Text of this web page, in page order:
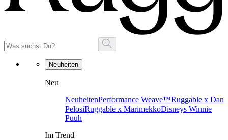
Neuheiten
Neu
NeuheitenPerformance Weave™Ruggable x Dan
PelosiRuggable x MarimekkoDisneys Winnie
Puuh
Im Trend